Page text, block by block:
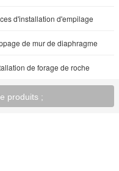
d'installation d'empilage
de mur de diaphragme
de forage de roche
produits ;